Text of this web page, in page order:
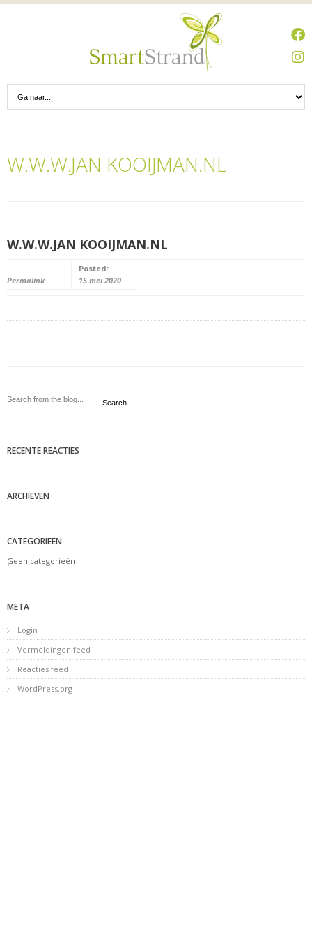
W.W.W.JAN KOOIJMAN.NL
W.W.W.JAN KOOIJMAN.NL
Permalink
Posted:
15 mei 2020
Search
RECENTE REACTIES
ARCHIEVEN
CATEGORIEËN
Geen categorieën
META
Login
Vermeldingen feed
Reacties feed
WordPress.org